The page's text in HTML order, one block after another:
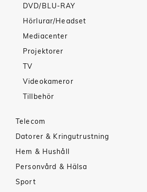
DVD/BLU-RAY
Hörlurar/Headset
Mediacenter
Projektorer
TV
Videokameror
Tillbehör
Telecom
Datorer & Kringutrustning
Hem & Hushåll
Personvård & Hälsa
Sport